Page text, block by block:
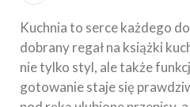
Kuchnia to serce każdego
dobrany regał na książki
nie tylko styl, ale także
gotowanie staje się